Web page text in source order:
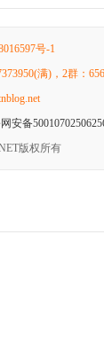
号-1
满)，2群：
安备
版权所有